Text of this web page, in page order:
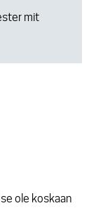
mit
ole koskaan